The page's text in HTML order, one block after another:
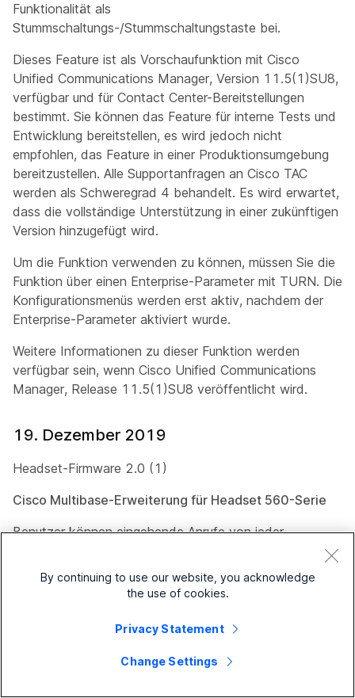
Funktionalität als
Stummschaltungs-/Stummschaltungstaste bei.
Dieses Feature ist als Vorschaufunktion mit Cisco
Unified Communications Manager, Version 11.5(1)SU8,
verfügbar und für Contact Center-Bereitstellungen
bestimmt. Sie können das Feature für interne Tests und
Entwicklung bereitstellen, es wird jedoch nicht
empfohlen, das Feature in einer Produktionsumgebung
bereitzustellen. Alle Supportanfragen an Cisco TAC
werden als Schweregrad 4 behandelt. Es wird erwartet,
dass die vollständige Unterstützung in einer zukünftigen
Version hinzugefügt wird.
Um die Funktion verwenden zu können, müssen Sie die
Funktion über einen Enterprise-Parameter mit TURN. Die
Konfigurationsmenüs werden erst aktiv, nachdem der
Enterprise-Parameter aktiviert wurde.
Weitere Informationen zu dieser Funktion werden
verfügbar sein, wenn Cisco Unified Communications
Manager, Release 11.5(1)SU8 veröffentlicht wird.
19. Dezember 2019
Headset-Firmware 2.0 (1)
Cisco Multibase-Erweiterung für Headset 560-Serie
Benutzer können eingehende Anrufe von jeder
annehmen.
Cisco Headset 560-Serie DECT Verbesserung
Die Standardfrequenz des Cisco-Headsets der 560-
Serie DECT liegt jetzt im mittleren Bereich.
Administratoren können diese Einstellung in Cisco
By continuing to use our website, you acknowledge
the use of cookies.
Privacy Statement
Change Settings